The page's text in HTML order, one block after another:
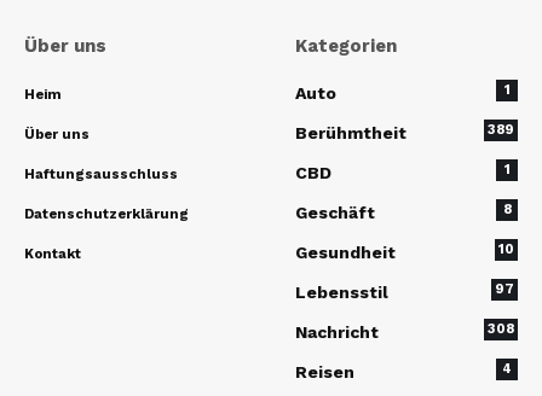
Über uns
Heim
Über uns
Haftungsausschluss
Datenschutzerklärung
Kontakt
Kategorien
Auto 1
Berühmtheit 389
CBD 1
Geschäft 8
Gesundheit 10
Lebensstil 97
Nachricht 308
Reisen 4